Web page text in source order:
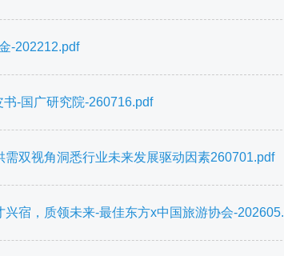
-202212.pdf
-国广研究院-260716.pdf
双视角洞悉行业未来发展驱动因素260701.pdf
宿，质领未来-最佳东方x中国旅游协会-